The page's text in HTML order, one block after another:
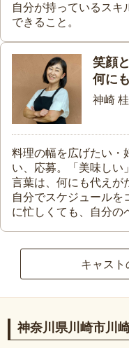
自分が持っているスキ
できること。
笑顔
何に
神崎
料理の幅を広げたい・
い、応募。「美味しい
言葉は、何にも代えが
自分でスケジュールを
に忙しくても、自分の
キャスト
神奈川県川崎市川